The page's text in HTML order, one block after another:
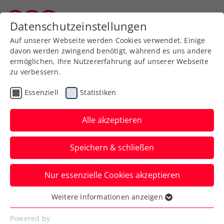
Zurück zur Newsübersicht
ATP
ATP Acapulco:
Unbelohnte Aufholjagd –
Erler schrammt am
Dacapo vorbei
Eine starke Turnierwoche des ÖTV-
Doppelspezialisten in Mexiko geht mit
einer Finalniederlage zu Ende.
Datenschutzeinstellungen
Auf unserer Webseite werden Cookies verwendet. Einige
davon werden zwingend benötigt, während es uns andere
ermöglichen, Ihre Nutzererfahrung auf unserer Webseite
zu verbessern.
Essenziell Statistiken
Alle akzeptieren
Speichern & schließen
Nur essenzielle Cookies akzeptieren
Essenziell
Essenzielle Cookies werden für grundlegende
Weitere Informationen anzeigen
Powered by